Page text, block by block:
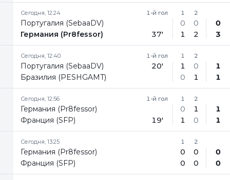
Сегодня, 12:24
Португалия (SebaaDV)
Германия (Pr8fessor)
1-й гол
37'
1
0
1
2
0
2
0
3
Сегодня, 12:40
Португалия (SebaaDV)
Бразилия (PESHGAMT)
1-й гол
20'
1
1
0
2
0
1
1
1
Сегодня, 12:56
Германия (Pr8fessor)
Франция (SFP)
1-й гол
19'
1
0
1
2
1
0
1
1
Сегодня, 13:25
Германия (Pr8fessor)
Франция (SFP)
1
0
0
2
0
0
0
0